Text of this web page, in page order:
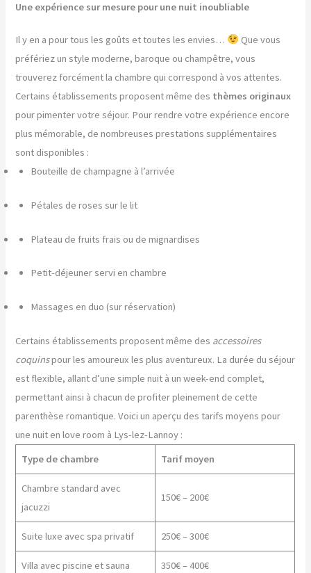
Une expérience sur mesure pour une nuit inoubliable
Il y en a pour tous les goûts et toutes les envies…
Que vous
préfériez un style moderne, baroque ou champêtre, vous
trouverez forcément la chambre qui correspond à vos attentes.
Certains établissements proposent même des thèmes originaux
pour pimenter votre séjour. Pour rendre votre expérience encore
plus mémorable, de nombreuses prestations supplémentaires
sont disponibles :
Bouteille de champagne à l’arrivée
Pétales de roses sur le lit
Plateau de fruits frais ou de mignardises
Petit-déjeuner servi en chambre
Massages en duo (sur réservation)
Certains établissements proposent même des accessoires
coquinspour les amoureux les plus aventureux. La durée du séjour
est flexible, allant d’une simple nuit à un week-end complet,
permettant ainsi à chacun de profiter pleinement de cette
parenthèse romantique. Voici un aperçu des tarifs moyens pour
une nuit en love room à Lys-lez-Lannoy :
Type de chambre
Tarif moyen
Chambre standard avec
jacuzzi
150€ – 200€
Suite luxe avec spa privatif 250€ – 300€
Villa avec piscine et sauna 350€ – 400€